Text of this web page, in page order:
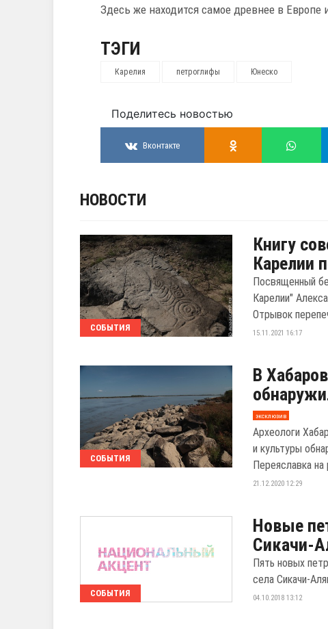
Здесь же находится самое древнее в Европе
ТЭГИ
Карелия петроглифы Юнеско
Поделитесь новостью
Вконтакте
НОВОСТИ
СОБЫТИЯ
Книгу
Карелии
Посвященный
Карелии"
Отрывок
15.11.2021 16:17
СОБЫТИЯ
В
эксклюзив
Археологи
и культуры
Переяславка на
21.12.2020 12:29
СОБЫТИЯ
Новые
Сикачи-
Пять новых
села Сикачи-
04.10.2018 13:12